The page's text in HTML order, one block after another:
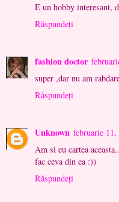
E un hobby interesant,
Răspundeți
fashion doctor
super ,dar nu am
Răspundeți
Unknown februarie 11,
Am si eu cartea
fac ceva din ea :))
Răspundeți